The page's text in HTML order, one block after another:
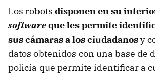
Los robots disponen en su
softwareque les permite
sus cámaras a los ciudadanosy
datos obtenidos con una base de
policía que permite identificar a